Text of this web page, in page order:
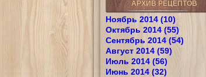
АРХИВ РЕЦЕПТОВ
Ноябрь 2014 (10)
Октябрь 2014 (55)
Сентябрь 2014 (54)
Август 2014 (59)
Июль 2014 (56)
Июнь 2014 (32)